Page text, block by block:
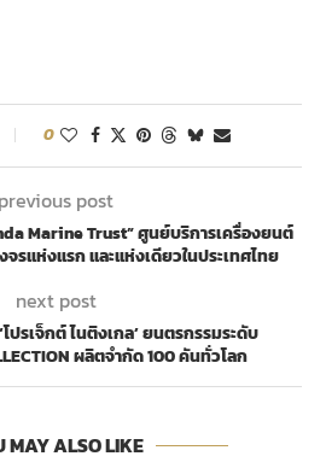
0
previous post
Marine Trust” ศูนย์บริการเครื่องยนต์
รแห่งแรก และแห่งเดียวในประเทศไทย
next post
ปรเจ็กต์ ไนติงเกล’ ยนตรกรรมระดับ
ผลิตจำกัด 100 คันทั่วโลก
MAY ALSO LIKE